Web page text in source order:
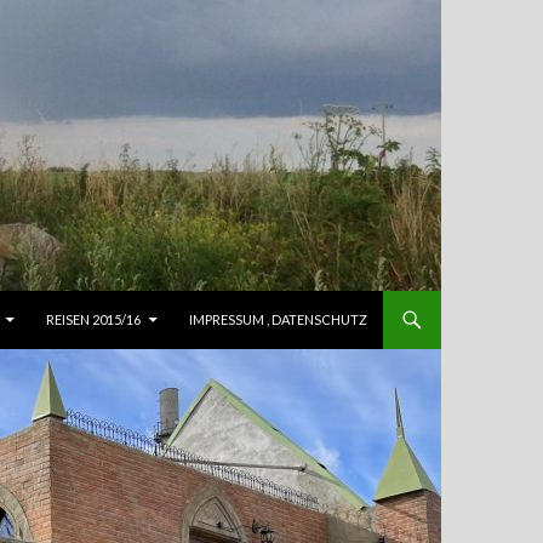
REISEN 2015/16 IMPRESSUM , DATENSCHUTZ